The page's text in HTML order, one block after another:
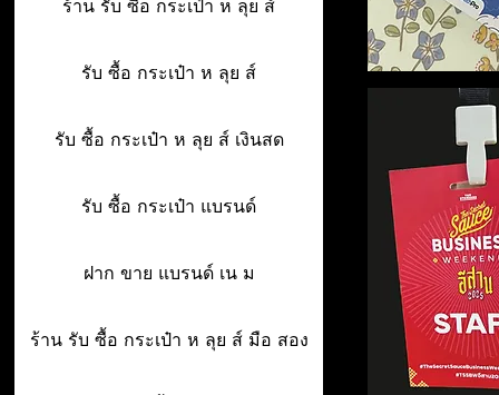
ร้าน รับ ซื้อ กระเป๋า ห ลุย ส์
รับ ซื้อ กระเป๋า ห ลุย ส์
รับ ซื้อ กระเป๋า ห ลุย ส์ เงินสด
รับ ซื้อ กระเป๋า แบรนด์
ฝาก ขาย แบรนด์ เน ม
ร้าน รับ ซื้อ กระเป๋า ห ลุย ส์ มือ สอง